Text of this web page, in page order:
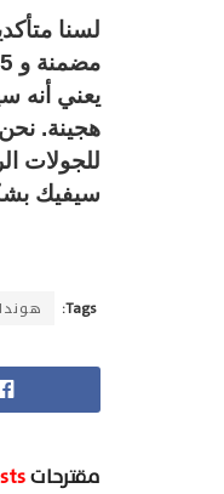
يعني أنه
هجينة.
سيفيك
Tags:
مقترحات